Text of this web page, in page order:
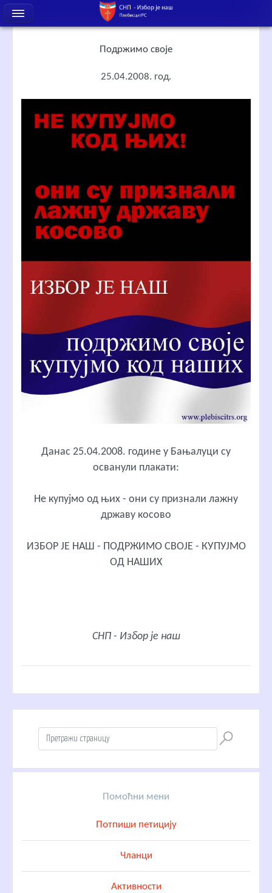
Подржимо своје
25.04.2008. год.
Данас 25.04.2008. године у Бањалуци су
осванули плакати:
Не купујмо од њих - они су признали лажну
државу косово
ИЗБОР ЈЕ НАШ - ПОДРЖИМО СВОЈЕ - КУПУЈМО
ОД НАШИХ
СНП - Избор је наш
Помоћни мени
Потпиши петицију
Чланци
Активности